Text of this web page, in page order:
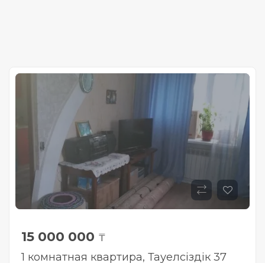
15 000 000 ₸
1 комнатная квартира, Тауелсiздiк 37